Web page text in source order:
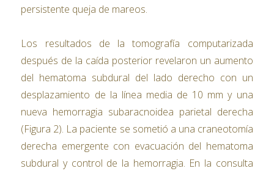
persistente queja de mareos.
Los resultados de la tomografía computarizada
después de la caída posterior revelaron un aumento
del hematoma subdural del lado derecho con un
desplazamiento de la línea media de 10 mm y una
nueva hemorragia subaracnoidea parietal derecha
(Figura 2). La paciente se sometió a una craneotomía
derecha emergente con evacuación del hematoma
subdural y control de la hemorragia. En la consulta